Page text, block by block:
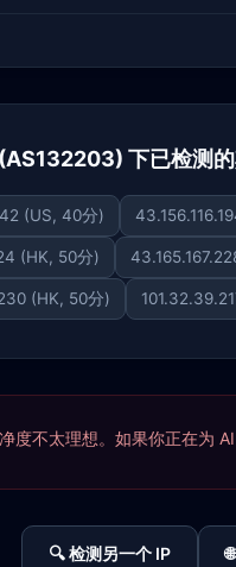
下已检测
(US, 40分)
(HK, 50分)
(HK, 50分)
度不太理想。如果你正在为
🔍 检测另一个 IP